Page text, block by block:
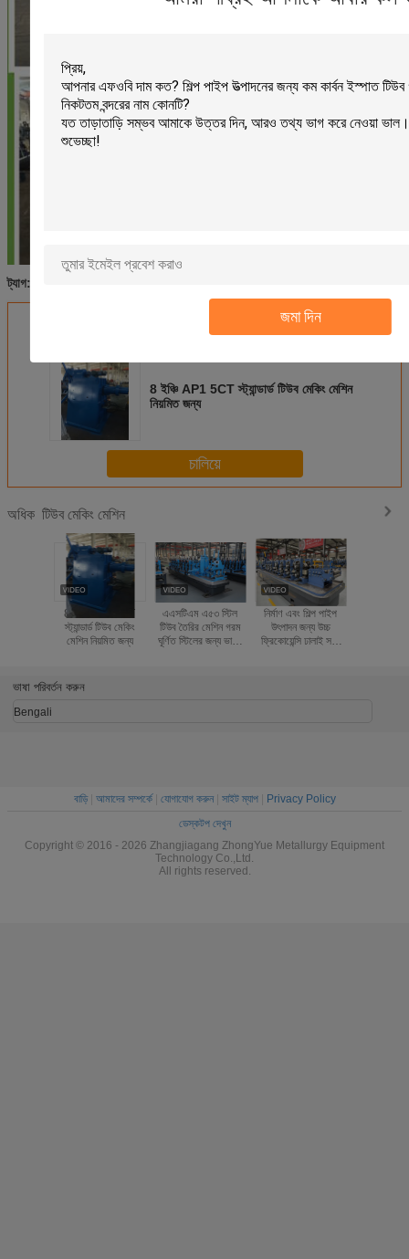
জমা দিন
ট্যাগ:
8 ইঞ্চি AP1 5CT স্ট্যান্ডার্ড টিউব মেকিং মেশিন
নিয়মিত জন্য
চালিয়ে
অধিক টিউব মেকিং মেশিন
8 ইঞ্চি AP1 5CT
স্ট্যান্ডার্ড টিউব মেকিং
মেশিন নিয়মিত জন্য
এএসটিএম এ৫৩ স্টিল
টিউব তৈরির মেশিন গরম
ঘূর্ণিত স্টিলের জন্য ভারী-
নির্মাণ এবং শিল্প পাইপ
উৎপাদন জন্য উচ্চ
ফ্রিকোয়েন্সি ঢালাই সঙ্গে
ভাষা পরিবর্তন করুন
Bengali
বাড়ি| আমাদের সম্পর্কে| যোগাযোগ করুন| সাইট ম্যাপ|
Privacy Policy
ডেস্কটপ দেখুন
Copyright © 2016 - 2026 Zhangjiagang ZhongYue Metallurgy Equipment
Technology Co.,Ltd.
All rights reserved.